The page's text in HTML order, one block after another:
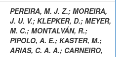
PEREIRA, M. J. Z.; MOREIRA,
J. U. V.; KLEPKER, D.; MEYER,
M. C.; MONTALVÁN, R.;
PIPOLO, A. E.; KASTER, M.;
ARIAS, C. A. A.; CARNEIRO,